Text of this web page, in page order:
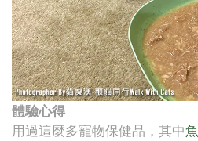
體驗心得
用過這麼多寵物保健品，其中